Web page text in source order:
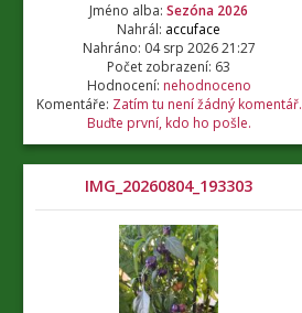
Jméno alba: Sezóna 2026
Nahrál: accuface
Nahráno: 04 srp 2026 21:27
Počet zobrazení: 63
Hodnocení: nehodnoceno
Komentáře: Zatím tu není žádný komentář.
Buďte první, kdo ho pošle.
IMG_20260804_193303